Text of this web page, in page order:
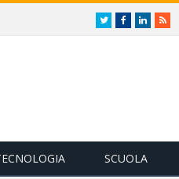
TwitterFacebookLinkedIn
RSS
SCUOLA